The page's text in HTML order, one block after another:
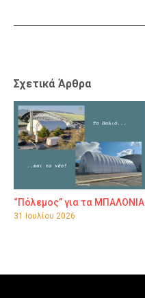
Σχετικά Άρθρα
“Πόλεμος” για τα ΜΠΑΛΟΝΙΑ
31 Ιουλίου 2026